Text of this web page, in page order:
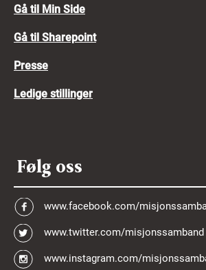
Gå til Min Side
Gå til Sharepoint
Presse
Ledige stillinger
Følg oss
www.facebook.com/
www.twitter.com/misjonssamband
www.instagram.com/